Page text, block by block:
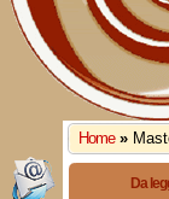
Home »
Da